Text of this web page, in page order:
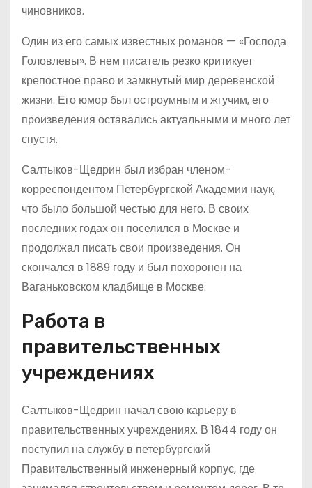
чиновников.
Один из его самых известных романов — «Господа
Головлевы». В нем писатель резко критикует
крепостное право и замкнутый мир деревенской
жизни. Его юмор был остроумным и жгучим, его
произведения оставались актуальными и много лет
спустя.
Салтыков-Щедрин был избран членом-
корреспондентом Петербургской Академии наук,
что было большой честью для него. В своих
последних годах он поселился в Москве и
продолжал писать свои произведения. Он
скончался в 1889 году и был похоронен на
Ваганьковском кладбище в Москве.
Работа в
правительственных
учреждениях
Салтыков-Щедрин начал свою карьеру в
правительственных учреждениях. В 1844 году он
поступил на службу в петербургский
Правительственный инженерный корпус, где